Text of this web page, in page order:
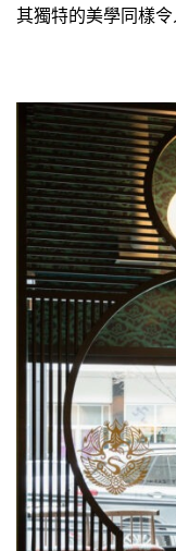
其獨特的美學同樣令